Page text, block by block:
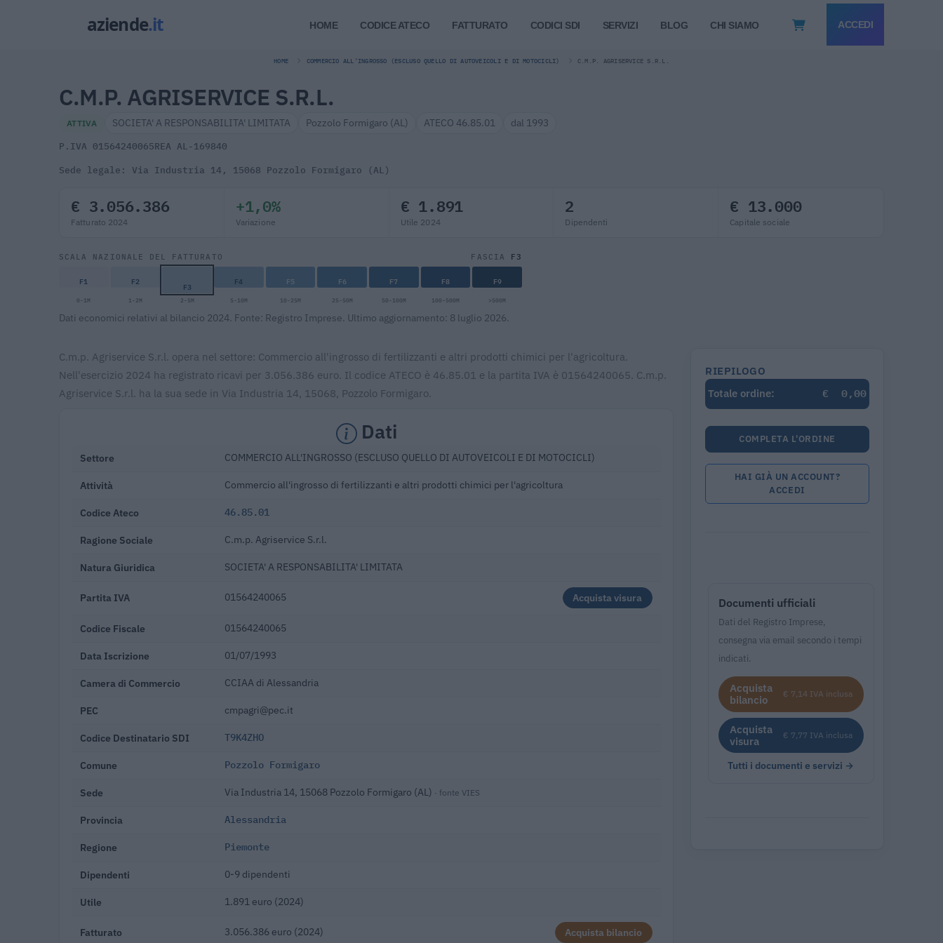
HOME CODICE ATECO FATTURATO CODICI SDI SERVIZI BLOG CHI SIAMO ACCEDI
HOME COMMERCIO ALL'INGROSSO (ESCLUSO QUELLO DI AUTOVEICOLI E DI MOTOCICLI) C.M.P. AGRISERVICE S.R.L.
C.M.P. AGRISERVICE S.R.L.
ATTIVA SOCIETA' A RESPONSABILITA' LIMITATA Pozzolo Formigaro (AL) ATECO 46.85.01 dal 1993
P.IVA 01564240065REA AL-169840
Sede legale: Via Industria 14, 15068 Pozzolo Formigaro (AL)
€ 3.056.386
Fatturato 2024
+1,0%
Variazione
€ 1.891
Utile 2024
2
Dipendenti
€ 13.000
Capitale sociale
SCALA NAZIONALE DEL FATTURATO FASCIA F3
F1 F2 F3 F4 F5 F6 F7 F8 F9
0-1M 1-2M 2-5M 5-10M 10-25M 25-50M 50-100M 100-500M >500M
Dati economici relativi al bilancio 2024. Fonte: Registro Imprese. Ultimo aggiornamento: 8 luglio 2026.
C.m.p. Agriservice S.r.l. opera nel settore: Commercio all'ingrosso di fertilizzanti e altri prodotti chimici per l'agricoltura.
Nell'esercizio 2024 ha registrato ricavi per 3.056.386 euro. Il codice ATECO è 46.85.01 e la partita IVA è 01564240065. C.m.p.
Agriservice S.r.l. ha la sua sede in Via Industria 14, 15068, Pozzolo Formigaro.
Dati
Settore COMMERCIO ALL'INGROSSO (ESCLUSO QUELLO DI AUTOVEICOLI E DI MOTOCICLI)
Attività Commercio all'ingrosso di fertilizzanti e altri prodotti chimici per l'agricoltura
Codice Ateco 46.85.01
Ragione Sociale C.m.p. Agriservice S.r.l.
Natura Giuridica SOCIETA' A RESPONSABILITA' LIMITATA
Partita IVA 01564240065 Acquista visura
Codice Fiscale 01564240065
Data Iscrizione 01/07/1993
Camera di Commercio CCIAA di Alessandria
PEC cmpagri@pec.it
Codice Destinatario SDI T9K4ZHO
Comune Pozzolo Formigaro
Sede Via Industria 14, 15068 Pozzolo Formigaro (AL) · fonte VIES
Provincia Alessandria
Regione Piemonte
Dipendenti 0-9 dipendenti
Utile 1.891 euro (2024)
Fatturato 3.056.386 euro (2024) Acquista bilancio
RIEPILOGO
Totale ordine:
€ 0,00
COMPLETA L'ORDINE
HAI GIÀ UN ACCOUNT?
ACCEDI
Documenti ufficiali
Dati del Registro Imprese,
consegna via email secondo i tempi
indicati.
Acquista
bilancio
€ 7,14 IVA inclusa
Acquista
visura
€ 7,77 IVA inclusa
Tutti i documenti e servizi →